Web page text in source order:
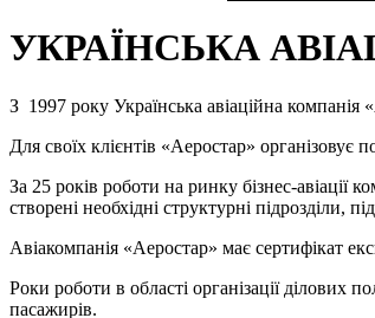
УКРАЇНСЬКА
З 1997 року Українська авіаційна компанія
Для своїх клієнтів «Аеростар» організовує
За 25 років роботи на ринку бізнес-
створені необхідні структурні підрозділи,
Авіакомпанія «Аеростар» має сертифікат
Роки роботи в області організації ділових
пасажирів.